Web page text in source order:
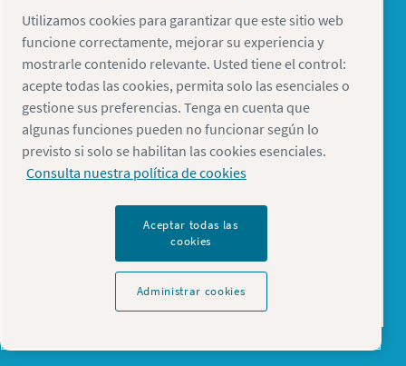
He leído y acepto la política de privacidad
Sí, me gustaría recibir información sobre los
productos, servicios y eventos de Atlas Copco.
Puedo cancelar la suscripción en cualquier
momento.
Haga clic para iniciar la verificación
Utilizamos cookies para garantizar que este sitio web
funcione correctamente, mejorar su experiencia y
mostrarle contenido relevante. Usted tiene el control:
acepte todas las cookies, permita solo las esenciales o
gestione sus preferencias. Tenga en cuenta que
algunas funciones pueden no funcionar según lo
previsto si solo se habilitan las cookies esenciales.
Consulta nuestra política de cookies
Aceptar todas las
cookies
Administrar cookies